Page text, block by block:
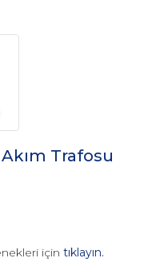
Trafosu
için tıklayın.